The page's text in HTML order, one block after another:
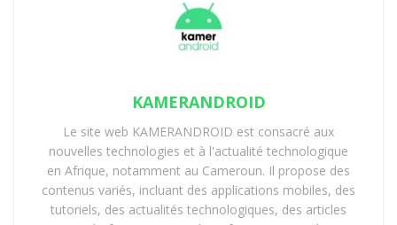
KAMERANDROID
Le site web KAMERANDROID est consacré aux
nouvelles technologies et à l'actualité technologique
en Afrique, notamment au Cameroun. Il propose des
contenus variés, incluant des applications mobiles, des
tutoriels, des actualités technologiques, des articles